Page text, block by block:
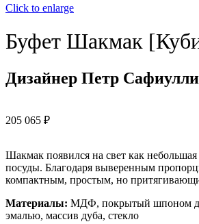
Click to enlarge
Буфет Шакмак
Дизайнер Петр
205 065 ₽
Шакмак появился на свет как
посуды. Благодаря выверенным
компактным, простым, но
Материалы: МДФ, покрытый шпоном
эмалью, массив дуба, стекло